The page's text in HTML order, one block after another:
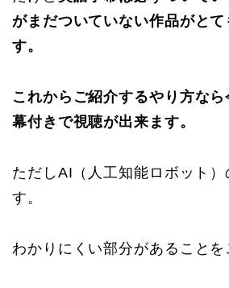
がまだついていない作品がと
す。
これからご紹介するやり方な
幕付きで視聴が出来ます。
ただしAI（人工知能ロボット）
す。
わかりにくい部分があることを